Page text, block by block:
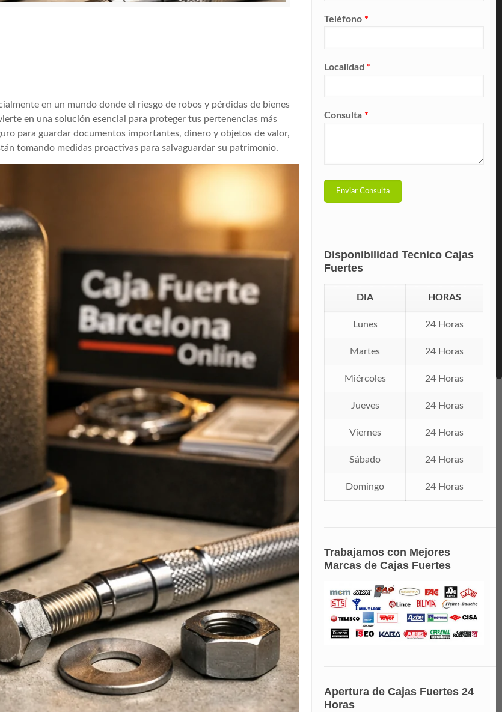
en un mundo donde el riesgo de robos y pérdidas de bienes
en una solución esencial para proteger tus pertenencias más
para guardar documentos importantes, dinero y objetos de valor,
tomando medidas proactivas para salvaguardar su patrimonio.
Teléfono *
Localidad *
Consulta *
Disponibilidad Tecnico Cajas
Fuertes
DIA HORAS
Lunes 24 Horas
Martes 24 Horas
Miércoles 24 Horas
Jueves 24 Horas
Viernes 24 Horas
Sábado 24 Horas
Domingo 24 Horas
Trabajamos con Mejores
Marcas de Cajas Fuertes
Apertura de Cajas Fuertes 24
Horas